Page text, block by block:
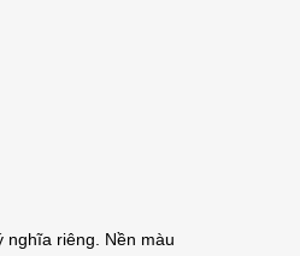
nghĩa riêng. Nền màu